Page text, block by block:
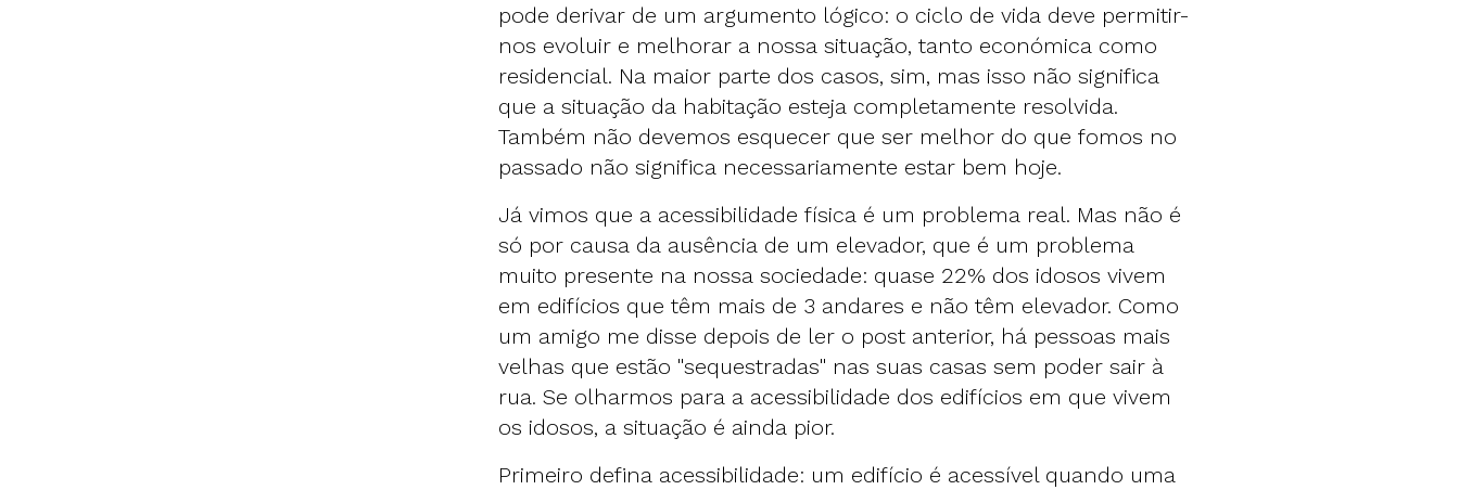
pode derivar de um argumento lógico: o ciclo de vida deve permitir-
nos evoluir e melhorar a nossa situação, tanto económica como
residencial. Na maior parte dos casos, sim, mas isso não significa
que a situação da habitação esteja completamente resolvida.
Também não devemos esquecer que ser melhor do que fomos no
passado não significa necessariamente estar bem hoje.
Já vimos que a acessibilidade física é um problema real. Mas não é
só por causa da ausência de um elevador, que é um problema
muito presente na nossa sociedade: quase 22% dos idosos vivem
em edifícios que têm mais de 3 andares e não têm elevador. Como
um amigo me disse depois de ler o post anterior, há pessoas mais
velhas que estão "sequestradas" nas suas casas sem poder sair à
rua. Se olharmos para a acessibilidade dos edifícios em que vivem
os idosos, a situação é ainda pior.
Primeiro defina acessibilidade: um edifício é acessível quando uma